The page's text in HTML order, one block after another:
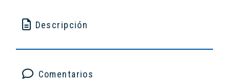
Descripción
Comentarios